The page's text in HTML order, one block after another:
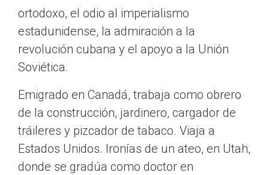
ortodoxo, el odio al imperialismo
estadunidense, la admiración a la
revolución cubana y el apoyo a la Unión
Soviética.
Emigrado en Canadá, trabaja como obrero
de la construcción, jardinero, cargador de
tráileres y pizcador de tabaco. Viaja a
Estados Unidos. Ironías de un ateo, en Utah,
donde se gradúa como doctor en